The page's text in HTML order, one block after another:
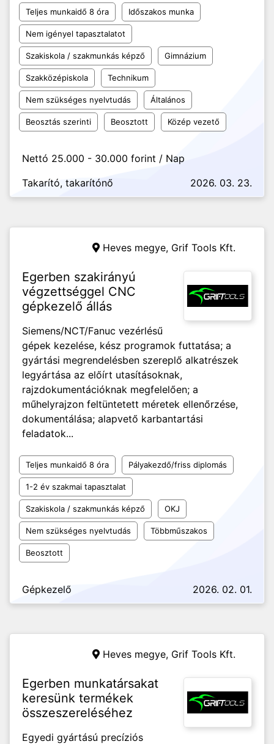
Teljes munkaidő 8 óra Időszakos munka
Nem igényel tapasztalatot
Szakiskola / szakmunkás képző Gimnázium
Szakközépiskola Technikum
Nem szükséges nyelvtudás Általános
Beosztás szerinti Beosztott Közép vezető
Nettó 25.000 - 30.000 forint / Nap
Takarító, takarítónő
2026. 03. 23.
Heves megye, Grif Tools Kft.
Egerben szakirányú
végzettséggel CNC
gépkezelő állás
Siemens/NCT/Fanuc vezérlésű
gépek kezelése, kész programok futtatása; a
gyártási megrendelésben szereplő alkatrészek
legyártása az előírt utasításoknak,
rajzdokumentációknak megfelelően; a
műhelyrajzon feltüntetett méretek ellenőrzése,
dokumentálása; alapvető karbantartási
feladatok...
Teljes munkaidő 8 óra Pályakezdő/friss diplomás
1-2 év szakmai tapasztalat
Szakiskola / szakmunkás képző OKJ
Nem szükséges nyelvtudás Többműszakos
Beosztott
Gépkezelő 2026. 02. 01.
Heves megye, Grif Tools Kft.
Egerben munkatársakat
keresünk termékek
összeszereléséhez
Egyedi gyártású precíziós